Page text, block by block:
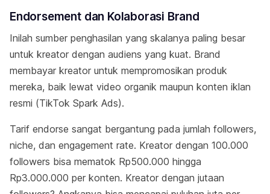
Endorsement dan Kolaborasi Brand
Inilah sumber penghasilan yang skalanya paling besar
untuk kreator dengan audiens yang kuat. Brand
membayar kreator untuk mempromosikan produk
mereka, baik lewat video organik maupun konten iklan
resmi (TikTok Spark Ads).
Tarif endorse sangat bergantung pada jumlah followers,
niche, dan engagement rate. Kreator dengan 100.000
followers bisa mematok Rp500.000 hingga
Rp3.000.000 per konten. Kreator dengan jutaan